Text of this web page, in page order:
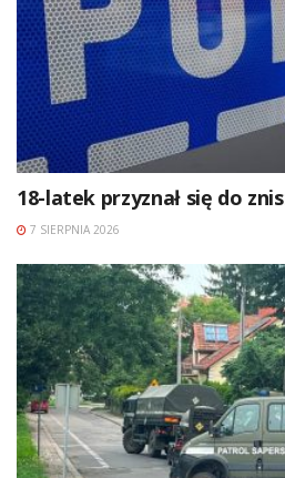
18-latek przyznał się do
7 SIERPNIA 2026